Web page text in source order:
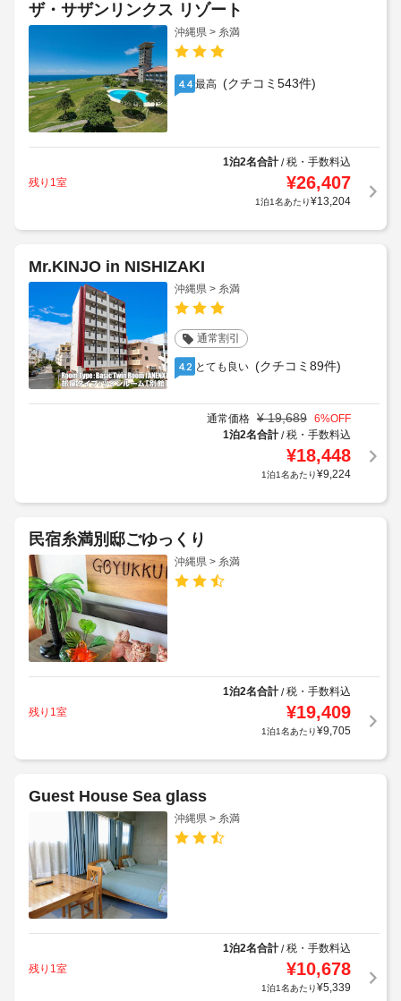
ザ・サザンリンクス リゾート
沖縄県 > 糸満
4.4 最高 (クチコミ543件)
1泊2名合計/税・手数料込
残り1室
¥26,407
1泊1名あたり¥13,204
Mr.KINJO in NISHIZAKI
沖縄県 > 糸満
通常割引
4.2 とても良い (クチコミ89件)
通常価格 ¥ 19,689 6%OFF
1泊2名合計/税・手数料込
¥18,448
1泊1名あたり¥9,224
民宿糸満別邸ごゆっくり
沖縄県 > 糸満
1泊2名合計/税・手数料込
残り1室
¥19,409
1泊1名あたり¥9,705
Guest House Sea glass
沖縄県 > 糸満
1泊2名合計/税・手数料込
残り1室
¥10,678
1泊1名あたり¥5,339